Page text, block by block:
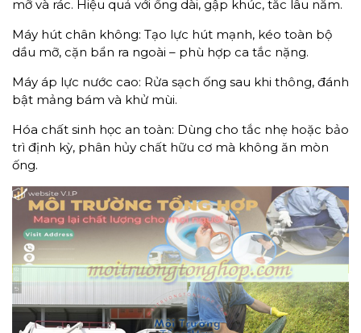
mỡ và rác. Hiệu quả với ống dài, gập khúc, tắc lâu năm.
Máy hút chân không: Tạo lực hút mạnh, kéo toàn bộ
dầu mỡ, cặn bẩn ra ngoài – phù hợp ca tắc nặng.
Máy áp lực nước cao: Rửa sạch ống sau khi thông, đánh
bật mảng bám và khử mùi.
Hóa chất sinh học an toàn: Dùng cho tắc nhẹ hoặc bảo
trì định kỳ, phân hủy chất hữu cơ mà không ăn mòn
ống.